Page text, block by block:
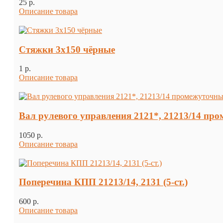
25 p.
Описание товара
Стяжки 3х150 чёрные
1 p.
Описание товара
Вал рулевого управления 2121*, 21213/14
1050 p.
Описание товара
Поперечина КПП 21213/14, 2131 (5-ст.)
600 p.
Описание товара